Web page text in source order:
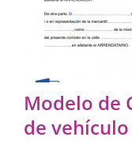
Modelo de
de vehículo